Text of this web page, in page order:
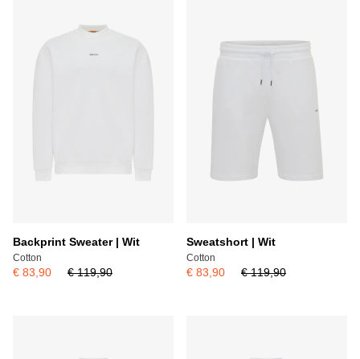
Backprint Sweater | Wit
Cotton
€ 83,90 € 119,90
Sweatshort | Wit
Cotton
€ 83,90 € 119,90